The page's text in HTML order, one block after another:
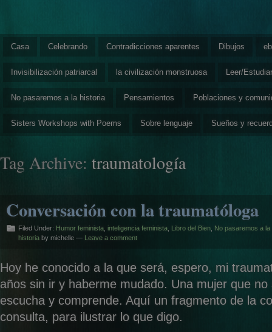
Casa Celebrando Contradicciones aparentes Dibujos
Invisibilización patriarcal la civilización monstruosa Leer/Estudiar
No pasaremos a la historia Pensamientos Poblaciones y
Sisters Workshops with Poems Sobre lenguaje Sueños y
Tag Archive: traumatología
Conversación con la traumatóloga
Filed Under: Humor feminista inteligencia feminista Libro del Bien No pasaremos a la
historia by michelle — Leave a comment
Hoy he conocido a la que será, espero, mi
años sin ir y haberme mudado. Una mujer que
escucha y comprende. Aquí un fragmento de la
consulta, para ilustrar lo que digo.